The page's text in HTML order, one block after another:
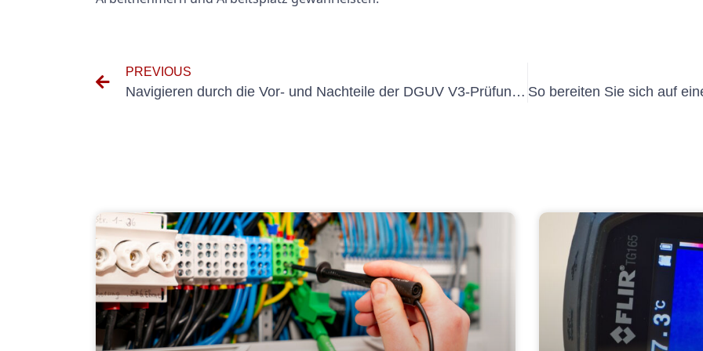
PREVIOUS
Navigieren durch die Vor- und Nachteile der DGUV V3-Prüfung: Ein gesetzlicher Auftrag